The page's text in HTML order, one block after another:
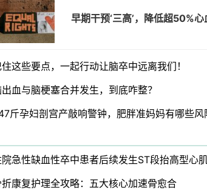
压！ 早期干预‘三高’，降低超50%
这些要点，一起行动让脑卒中远离我们！
出血与脑梗塞合并发生，到底咋整？
斤孕妇剖宫产敲响警钟，肥胖准妈妈有哪些风
急性缺血性卒中患者后续发生ST段抬高型心
折康复护理全攻略：五大核心加速骨愈合